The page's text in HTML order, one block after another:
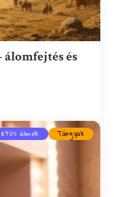
és
álmok Tárgyak